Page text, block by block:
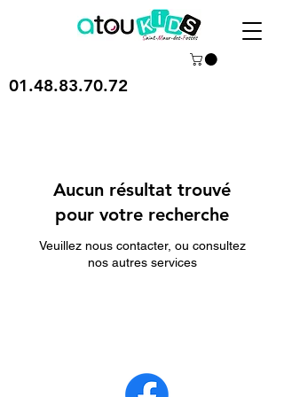
01.48.83.70.72
Aucun résultat trouvé
pour votre recherche
Veuillez nous contacter, ou consultez
nos autres services